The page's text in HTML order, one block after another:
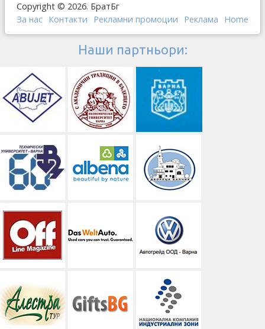
Copyright © 2026. БратБг
За нас Контакти Рекламни промоции Реклама Home
Наши партньори: